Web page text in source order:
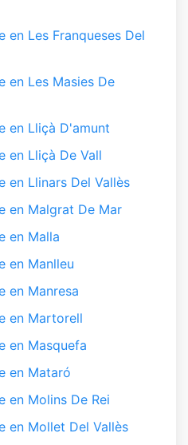
en Les Franqueses Del
en Les Masies De
en Lliçà D'amunt
en Lliçà De Vall
en Llinars Del Vallès
en Malgrat De Mar
en Malla
en Manlleu
en Manresa
en Martorell
en Masquefa
en Mataró
en Molins De Rei
en Mollet Del Vallès